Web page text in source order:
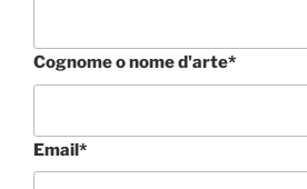
Cognome o nome d'arte*
Email*